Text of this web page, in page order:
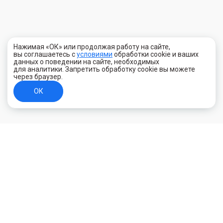
Нажимая «ОК» или продолжая работу на сайте,
вы соглашаетесь сусловиями обработки cookie и ваших
данных о поведении на сайте, необходимых
для аналитики. Запретить обработку cookie вы можете
через браузер.
ОК